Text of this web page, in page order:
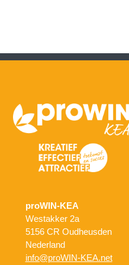
proWIN-KEA
Westakker 2a
5156 CR Oudheusden
Nederland
info@proWIN-KEA.net